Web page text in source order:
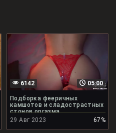
05:00
6142
Подборка фееричных
камшотов и сладострастных
стонов оргазма
29 Авг 2023
67%